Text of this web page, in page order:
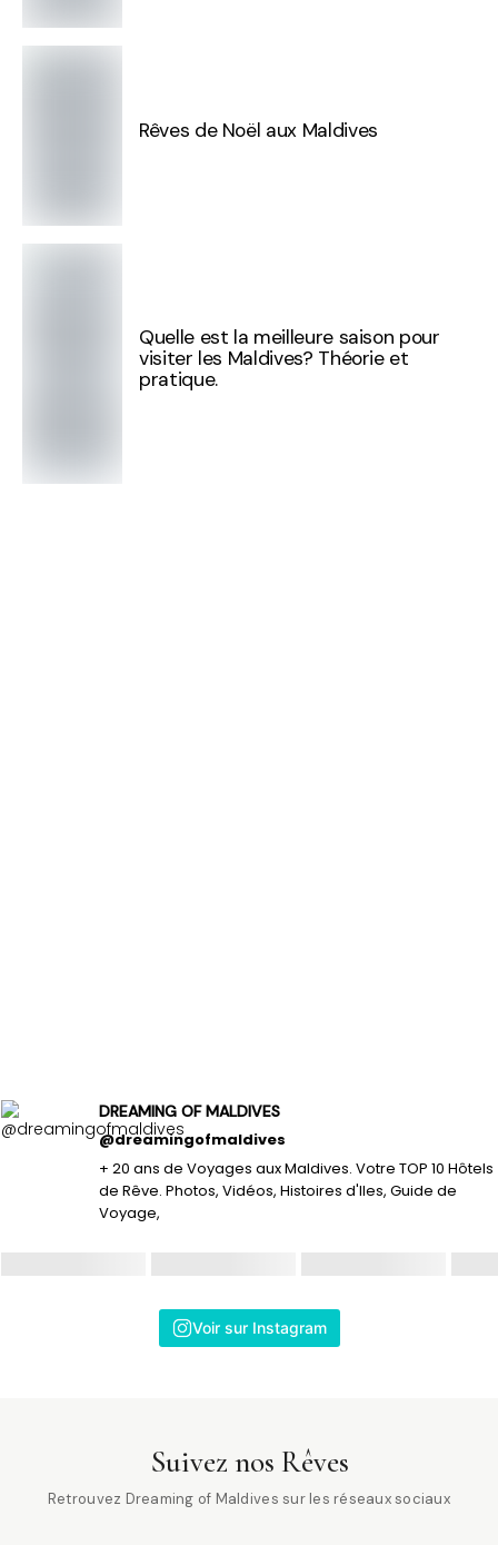
Rêves de Noël aux Maldives
Quelle est la meilleure saison pour
visiter les Maldives? Théorie et
pratique.
DREAMING OF MALDIVES
@dreamingofmaldives
+ 20 ans de Voyages aux Maldives. Votre TOP 10 Hôtels
de Rêve. Photos, Vidéos, Histoires d'Iles, Guide de
Voyage,
Voir sur Instagram
Suivez nos Rêves
Retrouvez Dreaming of Maldives sur les réseaux sociaux